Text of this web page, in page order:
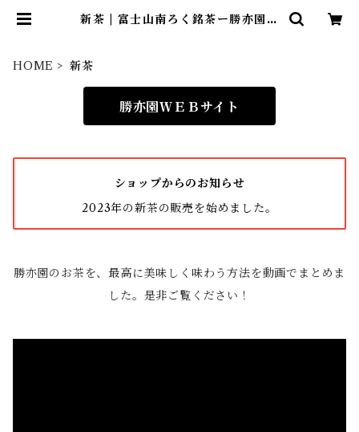
新茶 | 富士山南ろく銘茶ー勝亦園ー
HOME 新茶
勝亦園ＷＥＢサイト
ショップからのお知らせ
2023年の新茶の販売を始めました。
勝亦園のお茶を、最高に美味しく味わう方法を動画でまとめま
した。是非ご覧ください！